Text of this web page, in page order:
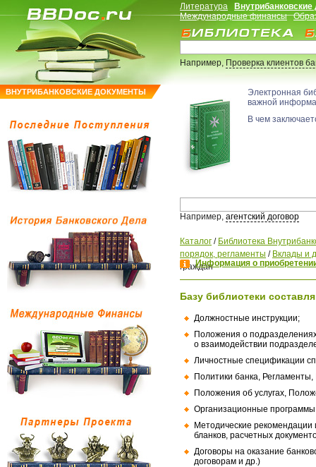
ВНУТРИБАНКОВСКИЕ ДОКУМЕНТЫ
Литература
Международные финансы
Например,Проверка клиентов
Электронная
важной
В чем
Например, агентский договор
Каталог / Библиотека
порядок, регламенты / Вклады и
гражданИнформация о
Базу библиотеки
Должностные инструкции;
Положения о
о взаимодействии
Личностные спецификации
Политики банка,
Положения об услугах,
Организационные
Методические
бланков, расчетных
Договоры на оказание
договорам и др.)